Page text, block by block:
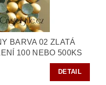
BARVA 02 ZLATÁ
100 NEBO 500KS
DETAIL